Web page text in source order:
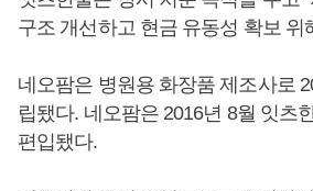
구조 개선하고 현금 유동성 확보 위
네오팜은 병원용 화장품 제조사로
립됐다. 네오팜은 2016년 8월 잇츠
편입됐다.